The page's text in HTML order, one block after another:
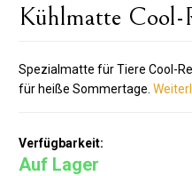
Kühlmatte Cool-
Spezialmatte für Tiere Cool-
für heiße Sommertage.
Verfügbarkeit:
Auf Lager